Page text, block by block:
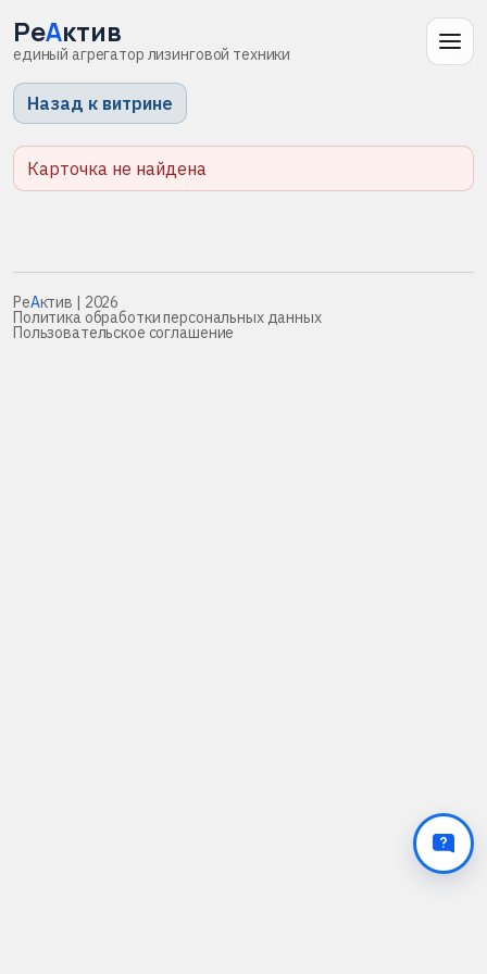
РеАктив
единый агрегатор лизинговой техники
Назад к витрине
Карточка не найдена
РеАктив | 2026
Политика обработки персональных данных
Пользовательское соглашение